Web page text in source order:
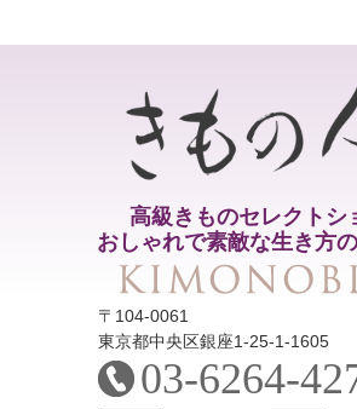
高級きものセレクトシ
おしゃれで素敵な生き方
〒104-0061
東京都中央区銀座1-25-1-1605
03-6264-